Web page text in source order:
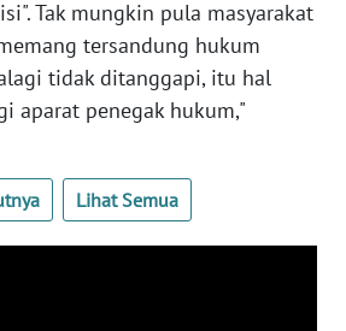
Tak mungkin pula masyarakat
tersandung hukum
tidak ditanggapi, itu hal
aparat penegak hukum,"
Lihat Semua